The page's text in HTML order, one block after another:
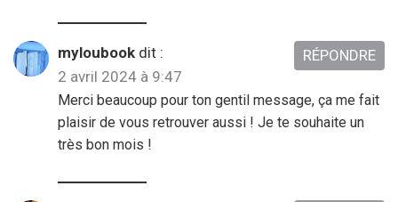
myloubook dit :
2 avril 2024 à 9:47
Merci beaucoup pour ton gentil message, ça me fait
plaisir de vous retrouver aussi ! Je te souhaite un
très bon mois !
RÉPONDRE